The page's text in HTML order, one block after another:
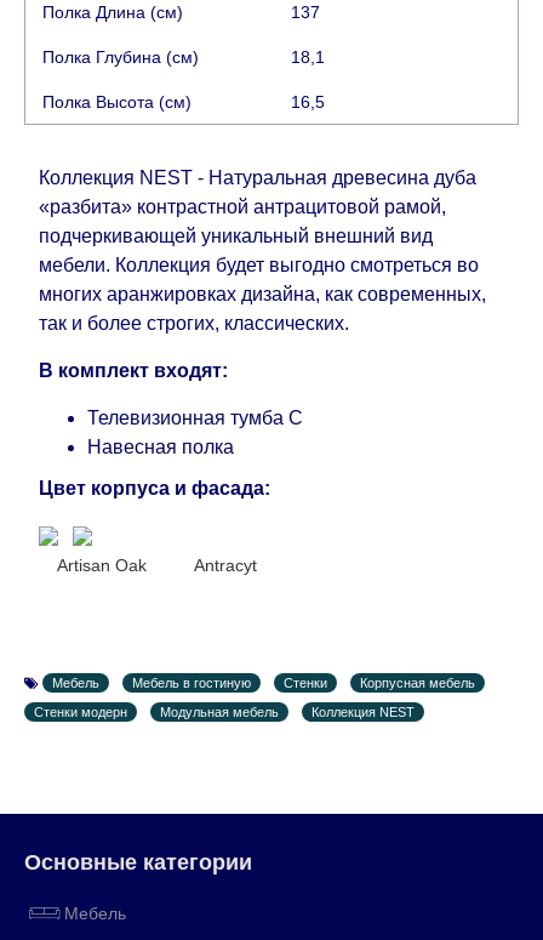
это гарантировать, поэтому интернет-магазин
не несет ответственности за какие-либо
Мебель из категории "
Модульная мебель
Поставщиком сделать доставку по мере
поступления модулей с фабрики, в течение
дополнительных 60 рабочих дней после первой
доставки товара на дом клиенту.
Полка Длина (см) 137
Полка Глубина (см) 18,1
Полка Высота (см) 16,5
Коллекция NEST - Натуральная древесина дуба
«разбита» контрастной антрацитовой рамой,
подчеркивающей уникальный внешний вид
мебели. Коллекция будет выгодно смотреться во
многих аранжировках дизайна, как современных,
так и более строгих, классических.
В комплект входят:
Телевизионная тумба C
Навесная полка
Цвет корпуса и фасада:
Artisan Oak Antracyt
Мебель Мебель в гостиную Стенки
Корпусная мебель
Стенки модерн
Модульная мебель Коллекция NEST
Основные категории
Мебель